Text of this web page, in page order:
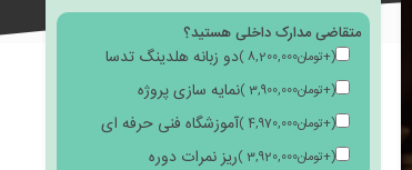
متقاضی مدارک داخلی هستید؟
دو زبانه هلدینگ تدسا (
+
8,200,000تومان )
نمایه سازی پروژه (
+
3,900,000تومان )
آموزشگاه فنی حرفه ای (
+
4,970,000تومان )
ریز نمرات دوره (
+
3,920,000تومان )